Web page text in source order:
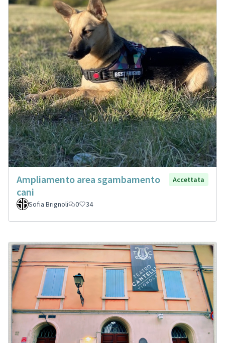
Ampliamento area sgambamento
cani
Accettata
Sofia Brignoli 0 34